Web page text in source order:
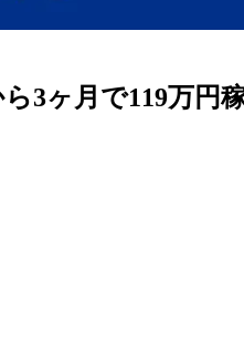
3ヶ月で119万